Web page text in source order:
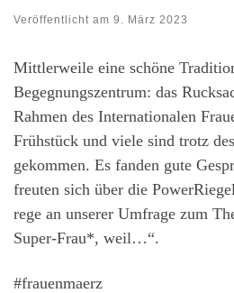
Veröffentlicht am 9. März 2023
Mittlerweile eine schöne
Begegnungszentrum: das
Rahmen des Internationalen
Frühstück und viele sind trotz
gekommen. Es fanden gute
freuten sich über die
rege an unserer Umfrage zum
Super-Frau*, weil…“.
#frauenmaerz